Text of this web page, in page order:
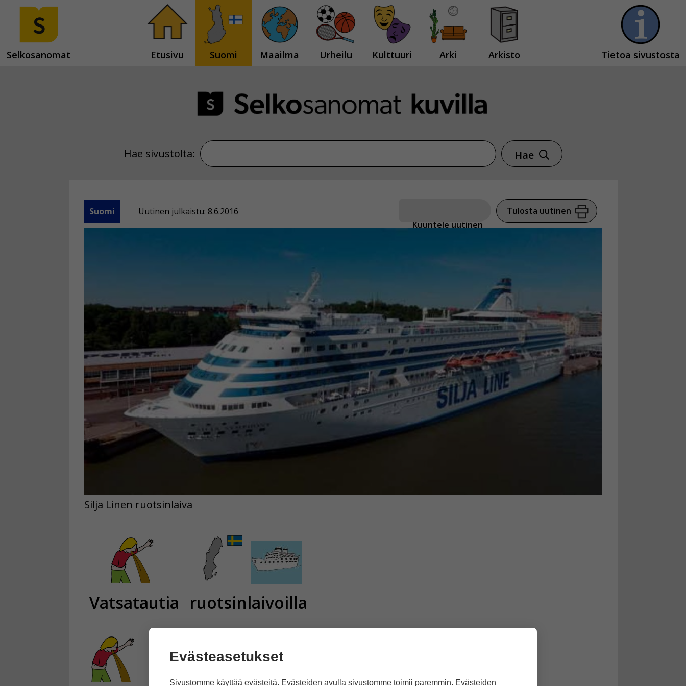
Selkosanomat Etusivu Suomi Maailma Urheilu Kulttuuri Arki Arkisto Tietoa sivustosta
Hae sivustolta: Hae
Suomi
Uutinen julkaistu: 8.6.2016
Kuuntele uutinen
Tulosta uutinen
Vatsatautia ruotsinlaivoilla
Silja Linen ruotsinlaiva
Evästeasetukset
Sivustomme käyttää evästeitä. Evästeiden avulla sivustomme toimii paremmin. Evästeiden